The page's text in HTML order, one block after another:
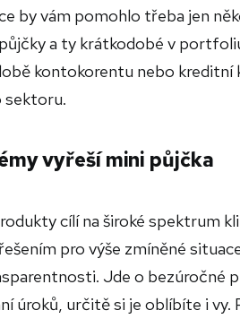
by vám pomohlo třeba jen
a ty krátkodobé v
kontokorentu nebo kreditní
sektoru.
vyřeší mini půjčka
cílí na široké spektrum
pro výše zmíněné
Jde o bezúročné
úroků, určitě si je oblíbíte i vy.